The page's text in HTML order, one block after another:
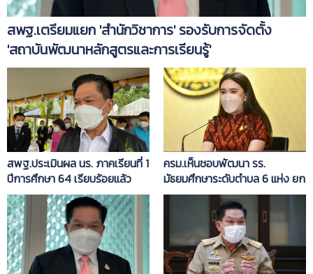
สพฐ.เตรียมแยก 'สำนักวิชาการ' รองรับการจัดตั้ง
'สถาบันพัฒนาหลักสูตรและการเรียนรู้'
สพฐ.ประเมินผล นร. ภาคเรียนที่ 1
ปีการศึกษา 64 เรียบร้อยแล้ว
'อัมพร' ยันไม่วัด' สอบได้-สอบ
ตก'
ครม.เห็นชอบพัฒนา รร.
มัธยมศึกษาระดับตำบล 6 แห่ง ยก
ระดับให้เป็นรร.วิทยาศาสตร์จุฬาภ